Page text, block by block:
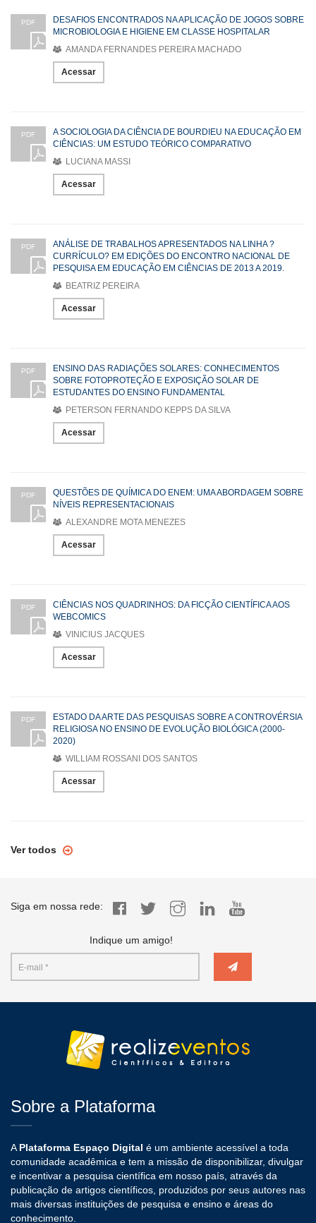
PDF
DESAFIOS ENCONTRADOS NA APLICAÇÃO DE JOGOS SOBRE
MICROBIOLOGIA E HIGIENE EM CLASSE HOSPITALAR
AMANDA FERNANDES PEREIRA MACHADO
Acessar
PDF
A SOCIOLOGIA DA CIÊNCIA DE BOURDIEU NA EDUCAÇÃO EM
CIÊNCIAS: UM ESTUDO TEÓRICO COMPARATIVO
LUCIANA MASSI
Acessar
PDF
ANÁLISE DE TRABALHOS APRESENTADOS NA LINHA ?
CURRÍCULO? EM EDIÇÕES DO ENCONTRO NACIONAL DE
PESQUISA EM EDUCAÇÃO EM CIÊNCIAS DE 2013 A 2019.
BEATRIZ PEREIRA
Acessar
PDF
ENSINO DAS RADIAÇÕES SOLARES: CONHECIMENTOS
SOBRE FOTOPROTEÇÃO E EXPOSIÇÃO SOLAR DE
ESTUDANTES DO ENSINO FUNDAMENTAL
PETERSON FERNANDO KEPPS DA SILVA
Acessar
PDF
QUESTÕES DE QUÍMICA DO ENEM: UMA ABORDAGEM SOBRE
NÍVEIS REPRESENTACIONAIS
ALEXANDRE MOTA MENEZES
Acessar
PDF
CIÊNCIAS NOS QUADRINHOS: DA FICÇÃO CIENTÍFICA AOS
WEBCOMICS
VINICIUS JACQUES
Acessar
PDF
ESTADO DA ARTE DAS PESQUISAS SOBRE A CONTROVÉRSIA
RELIGIOSA NO ENSINO DE EVOLUÇÃO BIOLÓGICA (2000-
2020)
WILLIAM ROSSANI DOS SANTOS
Acessar
Ver todos
Siga em nossa rede:
Indique um amigo!
Sobre a Plataforma
A Plataforma Espaço Digital é um ambiente acessível a toda
comunidade acadêmica e tem a missão de disponibilizar, divulgar
e incentivar a pesquisa científica em nosso país, através da
publicação de artigos científicos, produzidos por seus autores nas
mais diversas instituições de pesquisa e ensino e áreas do
conhecimento.